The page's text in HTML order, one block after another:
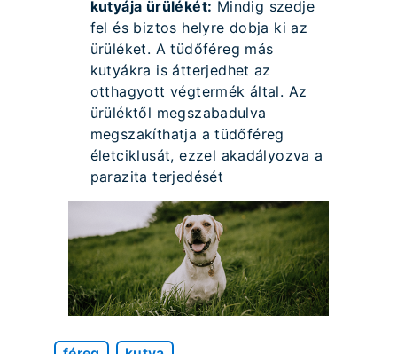
kutyája ürülékét: Mindig szedje
fel és biztos helyre dobja ki az
ürüléket. A tüdőféreg más
kutyákra is átterjedhet az
otthagyott végtermék által. Az
ürüléktől megszabadulva
megszakíthatja a tüdőféreg
életciklusát, ezzel akadályozva a
parazita terjedését